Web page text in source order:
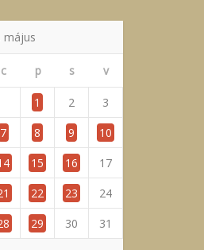
május
c p s v
1 2
3
7 8 9
10
15 16
17
22 23
24
29 30 31